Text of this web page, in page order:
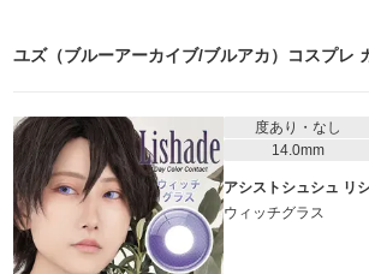
ユズ（ブルーアーカイブ/ブルアカ）コスプレ
度あり・なし
14.0mm
アシストシュシュ リ
ウィッチグラス